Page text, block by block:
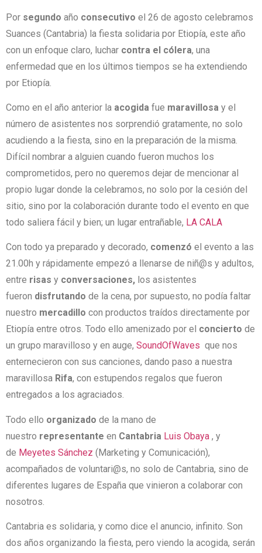
Por segundo año consecutivo el 26 de agosto celebramos
Suances (Cantabria) la fiesta solidaria por Etiopía, este año
con un enfoque claro, luchar contra el cólera, una
enfermedad que en los últimos tiempos se ha extendiendo
por Etiopía.
Como en el año anterior la acogida fue maravillosa y el
número de asistentes nos sorprendió gratamente, no solo
acudiendo a la fiesta, sino en la preparación de la misma.
Difícil nombrar a alguien cuando fueron muchos los
comprometidos, pero no queremos dejar de mencionar al
propio lugar donde la celebramos, no solo por la cesión del
sitio, sino por la colaboración durante todo el evento en que
todo saliera fácil y bien; un lugar entrañable, LA CALA
Con todo ya preparado y decorado, comenzó el evento a las
21.00h y rápidamente empezó a llenarse de niñ@s y adultos,
entre risas y conversaciones, los asistentes
fueron disfrutando de la cena, por supuesto, no podía faltar
nuestro mercadillo con productos traídos directamente por
Etiopía entre otros. Todo ello amenizado por el concierto de
un grupo maravilloso y en auge, SoundOfWaves que nos
enternecieron con sus canciones, dando paso a nuestra
maravillosa Rifa, con estupendos regalos que fueron
entregados a los agraciados.
Todo ello organizado de la mano de
nuestro representante en Cantabria Luis Obaya , y
de Meyetes Sánchez (Marketing y Comunicación),
acompañados de voluntari@s, no solo de Cantabria, sino de
diferentes lugares de España que vinieron a colaborar con
nosotros.
Cantabria es solidaria, y como dice el anuncio, infinito. Son
dos años organizando la fiesta, pero viendo la acogida, serán